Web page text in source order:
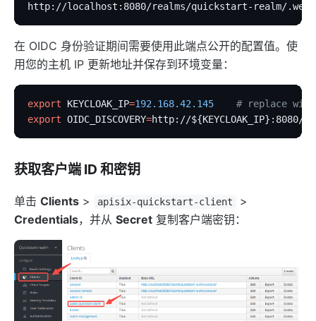
http://localhost:8080/realms/quickstart-realm/
在 OIDC 身份验证期间需要使用此端点公开的配置值。使
用您的主机 IP 更新地址并保存到环境变量：
export KEYCLOAK_IP=192.168.42.145
# replace
export OIDC_DISCOVERY=http://
获取客户端 ID 和密钥
单击 Clients > apisix-quickstart-client
>
Credentials，并从 Secret 复制客户端密钥：